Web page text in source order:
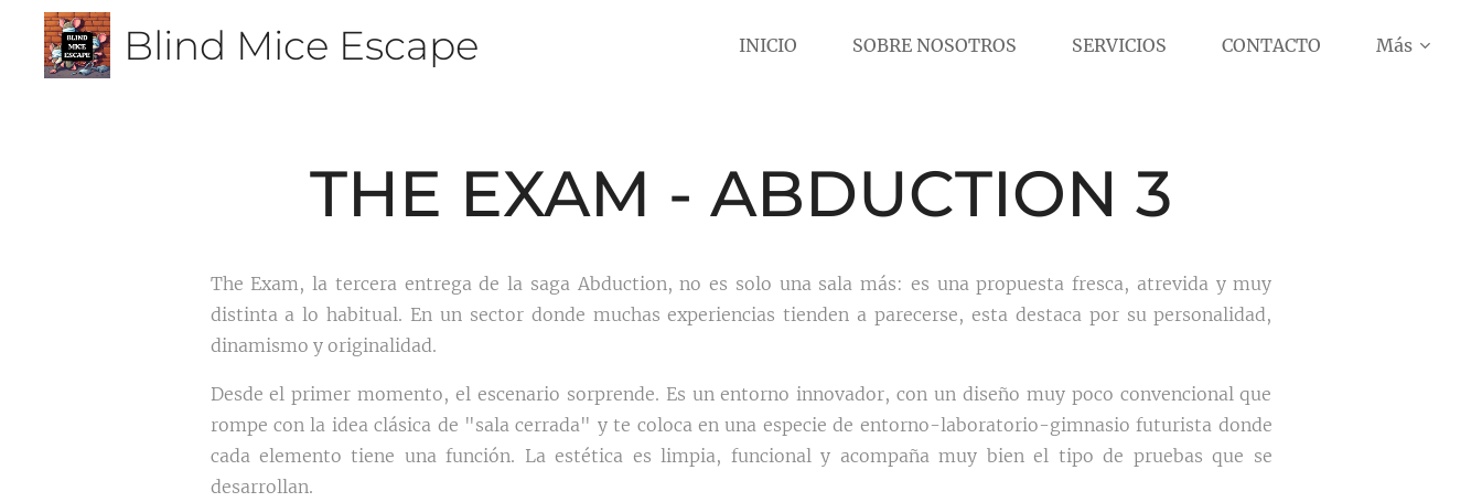
Blind Mice Escape INICIO SOBRE NOSOTROS SERVICIOS CONTACTO Más
THE EXAM - ABDUCTION 3
The Exam, la tercera entrega de la saga Abduction, no es solo una sala más: es una propuesta fresca, atrevida y muy
distinta a lo habitual. En un sector donde muchas experiencias tienden a parecerse, esta destaca por su personalidad,
dinamismo y originalidad.
Desde el primer momento, el escenario sorprende. Es un entorno innovador, con un diseño muy poco convencional que
rompe con la idea clásica de "sala cerrada" y te coloca en una especie de entorno-laboratorio-gimnasio futurista donde
cada elemento tiene una función. La estética es limpia, funcional y acompaña muy bien el tipo de pruebas que se
desarrollan.